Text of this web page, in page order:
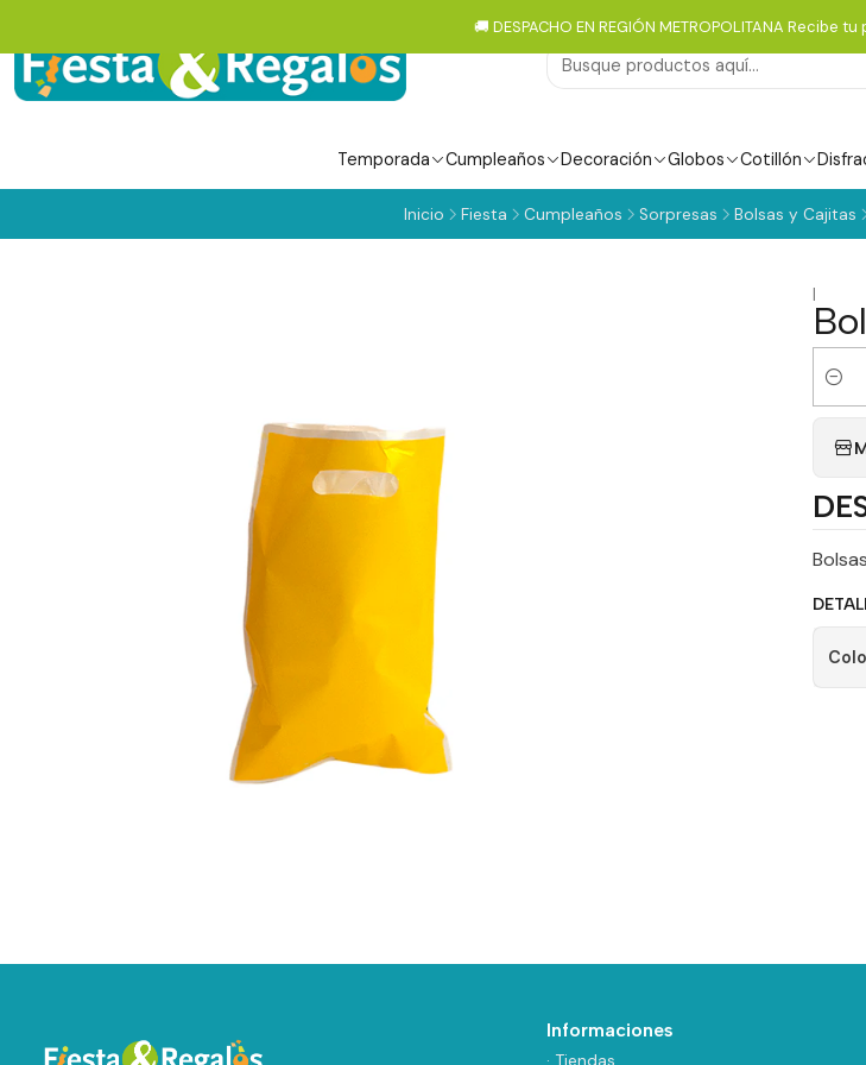
Temporada Cumpleaños Decoración Globos Cotillón
🚚 DESPACHO EN REGIÓN METROPOLITANA Recibe
Inicio Fiesta Cumpleaños Sorpresas Bolsas y Cajitas
|
Informaciones
· Tiendas